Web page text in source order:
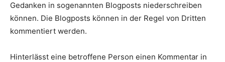
Gedanken in sogenannten Blogposts niederschreiben
können. Die Blogposts können in der Regel von Dritten
kommentiert werden.
Hinterlässt eine betroffene Person einen Kommentar in